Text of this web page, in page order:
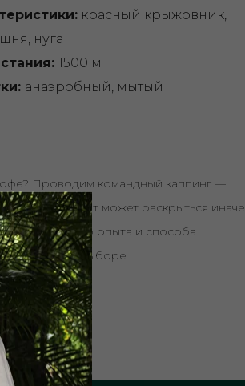
красный крыжовник,
нуга
1500 м
анаэробный, мытый
Проводим командный каппинг —
Лот может раскрыться иначе
вкусового опыта и способа
это при выборе.